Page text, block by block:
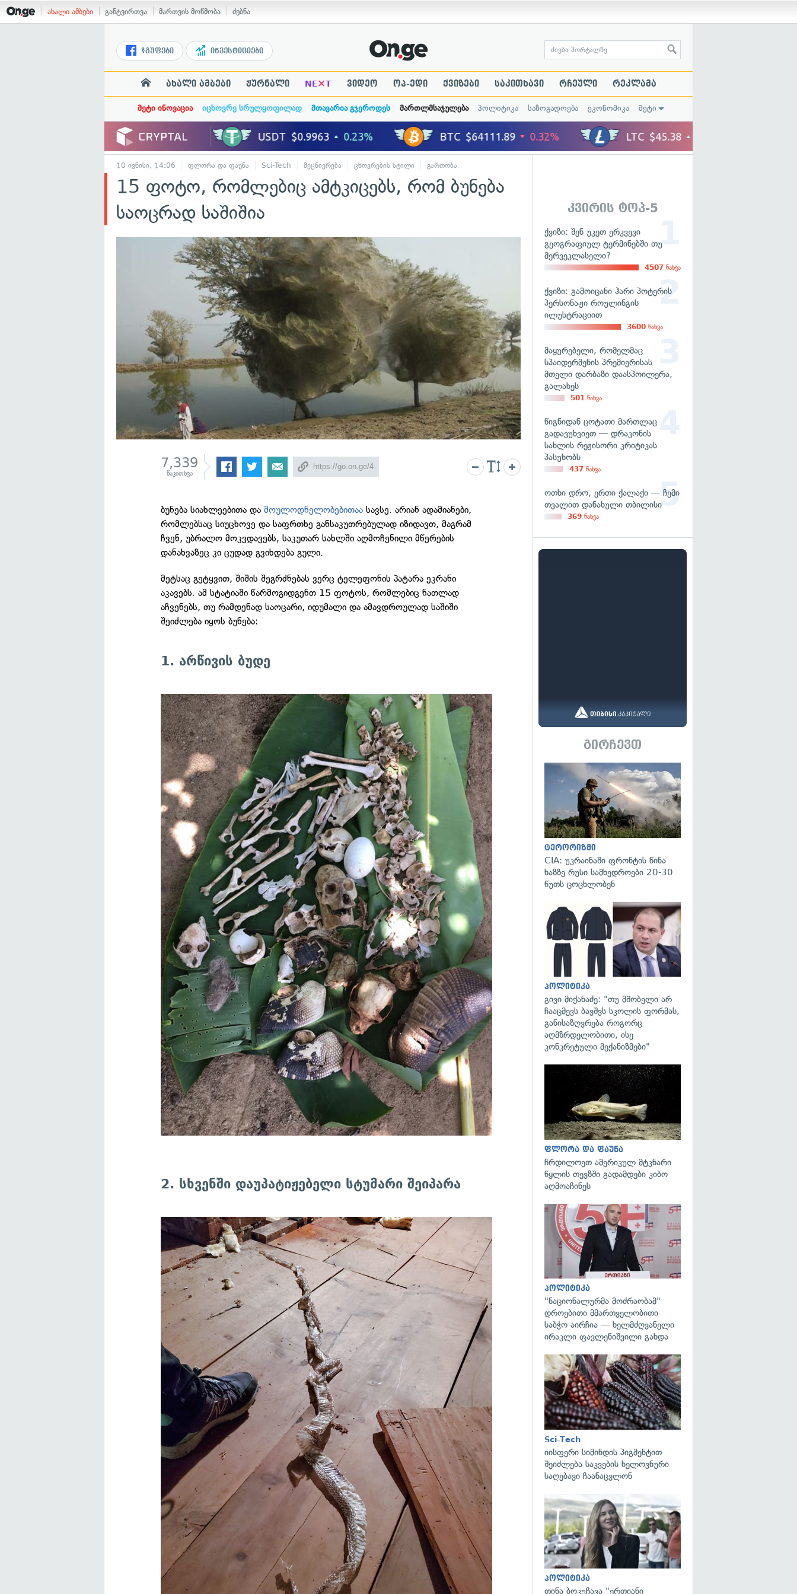
ახალი ამბები განტვირთვა მართვის მოწმობა ძებნა
ჯგუფები ინვესტიციები
ახალი ამბები ჟურნალი NE×T ვიდეო ოპ-ედი ქვიზები საკითხავი რჩეული რეკლამა
მეტი ინოვაცია იცხოვრე სრულყოფილად მთავარია გჯეროდეს მართლმსაჯულება პოლიტიკა საზოგადოება ეკონომიკა მეტი
10 ივნისი, 14:06 ფლორა და ფაუნა Sci-Tech მეცნიერება ცხოვრების სტილი გართობა
15 ფოტო, რომლებიც ამტკიცებს, რომ ბუნება
საოცრად საშიშია
7,339
წაკითხვა
ბუნება სიახლეებითა დამოულოდნელობებითაა სავსე. არიან ადამიანები,
რომლებსაც სიუცხოვე და საფრთხე განსაკუთრებულად იზიდავთ, მაგრამ
ჩვენ, უბრალო მოკვდავებს, საკუთარ სახლში აღმოჩენილი მწერების
დანახვაზეც კი ცუდად გვიხდება გული.
მეტსაც გეტყვით, შიშის შეგრძნებას ვერც ტელეფონის პატარა ეკრანი
აკავებს. ამ სტატიაში წარმოგიდგენთ 15 ფოტოს, რომლებიც ნათლად
აჩვენებს, თუ რამდენად საოცარი, იდუმალი და ამავდროულად საშიში
შეიძლება იყოს ბუნება:
1. არწივის ბუდე
2. სხვენში დაუპატიჟებელი სტუმარი შეიპარა
კვირის ტოპ-5
ქვიზი: შენ უკეთ ერკვევი
გეოგრაფიულ ტერმინებში თუ
მერვეკლასელი?
4507 ნახვა
ქვიზი: გამოიცანი ჰარი პოტერის
პერსონაჟი როულინგის
ილუსტრაციით
3600 ნახვა
მაყურებელი, რომელმაც
სპაიდერმენის პრემიერისას
მთელი დარბაზი დაასპოილერა,
გალახეს
501 ნახვა
წიგნიდან ცოტათი მართლაც
გადავუხვიეთ — დრაკონის
სახლის რეჟისორი კრიტიკას
პასუხობს
437 ნახვა
ოთხი დრო, ერთი ქალაქი — ჩემი
თვალით დანახული თბილისი
369 ნახვა
გირჩევთ
ტერორიზმი
CIA: უკრაინაში ფრონტის წინა
ხაზზე რუსი სამხედროები 20-30
წუთს ცოცხლობენ
პოლიტიკა
გივი მიქანაძე: "თუ მშობელი არ
ჩააცმევს ბავშვს სკოლის ფორმას,
განისაზღვრება როგორც
აღმზრდელობითი, ისე
კონკრეტული მექანიზმები"
ფლორა და ფაუნა
ჩრდილოეთ ამერიკულ მტკნარი
წყლის თევზში გადამდები კიბო
აღმოაჩინეს
პოლიტიკა
"ნაციონალურმა მოძრაობამ"
დროებითი მმართველობითი
საბჭო აირჩია — ხელმძღვანელი
ირაკლი ფავლენიშვილი გახდა
Sci-Tech
იისფერი სიმინდის პიგმენტით
შეიძლება საკვების ხელოვნური
საღებავი ჩაანაცვლონ
პოლიტიკა
თინა ბოკუჩავა "ერთიანი